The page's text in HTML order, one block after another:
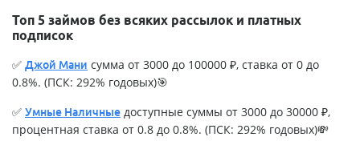
Топ 5 займов без всяких рассылок и платных
подписок
✅ Джой Мани сумма от 3000 до 100000 ₽, ставка от 0 до
0.8%. (ПСК: 292% годовых)🎯
✅ Умные Наличные доступные суммы от 3000 до 30000 ₽,
процентная ставка от 0.8 до 0.8%. (ПСК: 292% годовых)💸